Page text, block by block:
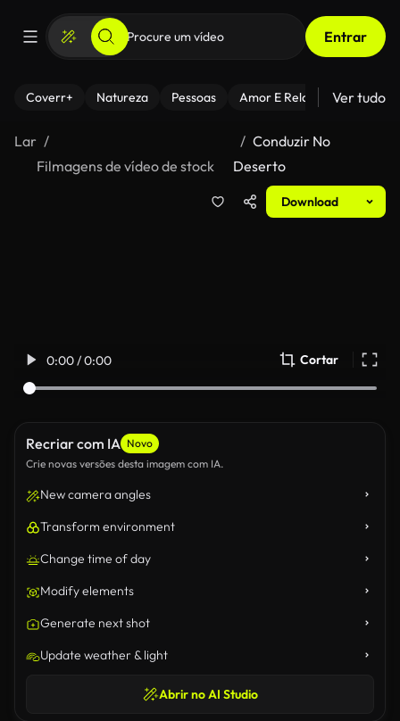
Entrar
Coverr+ Natureza Pessoas Amor E Relacionamentos
Ver tudo
Lar
Filmagens de vídeo de stock
Conduzir No
Deserto
Download
0:00 / 0:00 Cortar
Recriar com IA Novo
Crie novas versões desta imagem com IA.
New camera angles
Transform environment
Change time of day
Modify elements
Generate next shot
Update weather & light
Abrir no AI Studio